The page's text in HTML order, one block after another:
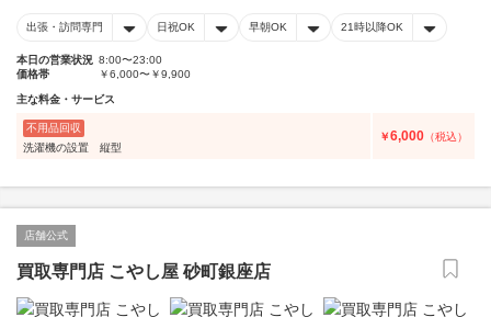
出張・訪問専門 日祝OK 早朝OK 21時以降OK
本日の営業状況 8:00〜23:00
価格帯
￥6,000〜￥9,900
主な料金・サービス
不用品回収
洗濯機の設置 縦型
￥6,000 （税込）
店舗公式
買取専門店 こやし屋 砂町銀座店